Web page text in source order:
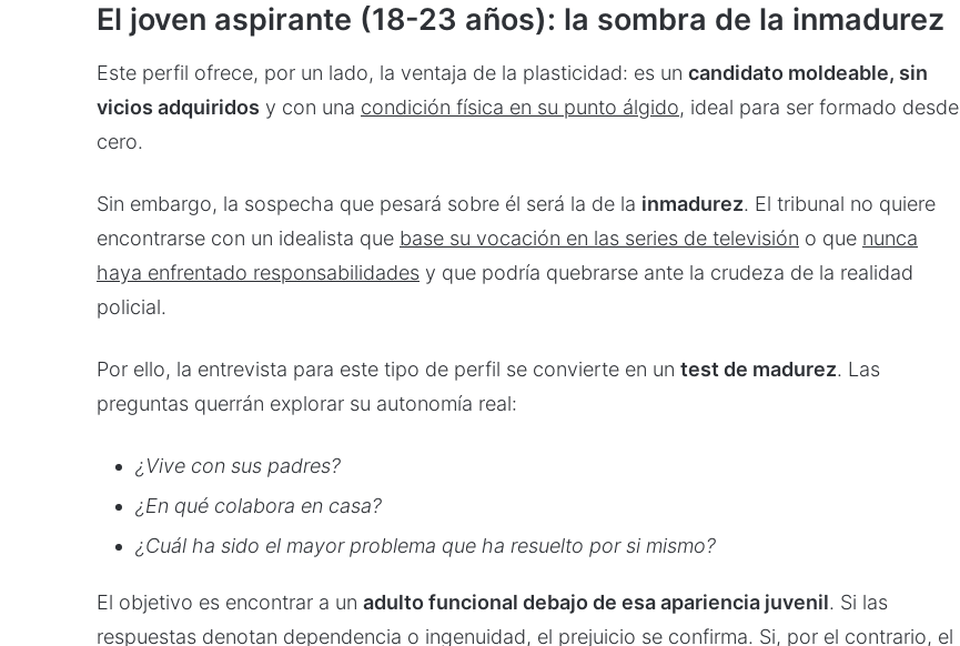
El joven aspirante (18-23 años): la sombra de la inmadurez
Este perfil ofrece, por un lado, la ventaja de la plasticidad: es un candidato moldeable, sin
vicios adquiridos y con una condición física en su punto álgido, ideal para ser formado desde
cero.
Sin embargo, la sospecha que pesará sobre él será la de la inmadurez. El tribunal no quiere
encontrarse con un idealista que base su vocación en las series de televisión o que nunca
haya enfrentado responsabilidades y que podría quebrarse ante la crudeza de la realidad
policial.
Por ello, la entrevista para este tipo de perfil se convierte en un test de madurez. Las
preguntas querrán explorar su autonomía real:
¿Vive con sus padres?
¿En qué colabora en casa?
¿Cuál ha sido el mayor problema que ha resuelto por si mismo?
El objetivo es encontrar a un adulto funcional debajo de esa apariencia juvenil. Si las
respuestas denotan dependencia o ingenuidad, el prejuicio se confirma. Si, por el contrario, el